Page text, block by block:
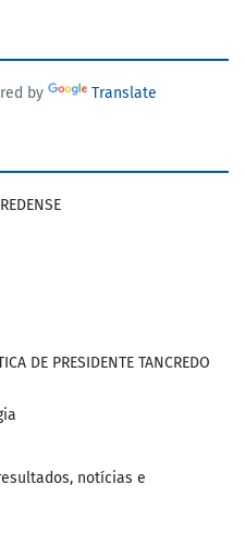
by Translate
DE PRESIDENTE TANCREDO
notícias e